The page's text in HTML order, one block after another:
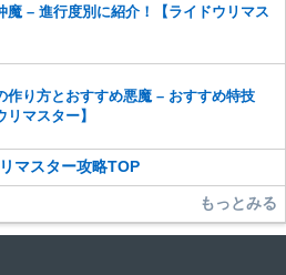
、弊社に損害の及ぶ内容の書き込みがあ
ていただく場合もございますので、あら
魔 – 進行度別に紹介！【ライドウリマス
作り方とおすすめ悪魔 – おすすめ特技
リマスター】
マスター攻略TOP
もっとみる